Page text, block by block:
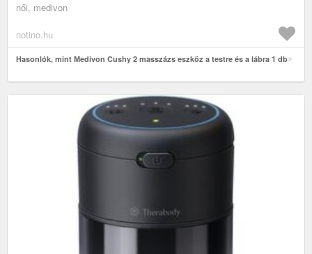
női, medivon
notino.hu
Hasonlók, mint Medivon Cushy 2 masszázs eszköz a testre és a lábra 1 db